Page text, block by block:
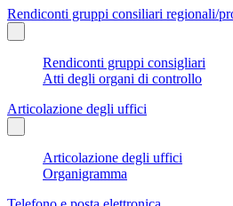
Rendiconti gruppi consiliari regionali/
Rendiconti gruppi consigliari
Atti degli organi di controllo
Articolazione degli uffici
Articolazione degli uffici
Organigramma